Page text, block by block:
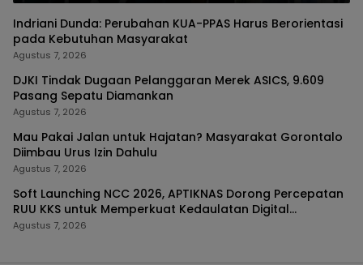
Indriani Dunda: Perubahan KUA-PPAS Harus Berorientasi
pada Kebutuhan Masyarakat
Agustus 7, 2026
DJKI Tindak Dugaan Pelanggaran Merek ASICS, 9.609
Pasang Sepatu Diamankan
Agustus 7, 2026
Mau Pakai Jalan untuk Hajatan? Masyarakat Gorontalo
Diimbau Urus Izin Dahulu
Agustus 7, 2026
Soft Launching NCC 2026, APTIKNAS Dorong Percepatan
RUU KKS untuk Memperkuat Kedaulatan Digital
Indonesia
Agustus 7, 2026